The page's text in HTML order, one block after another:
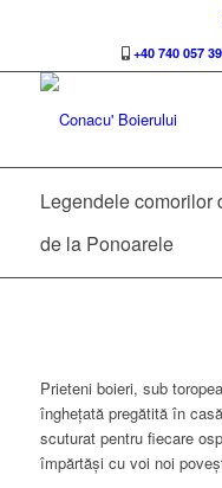
+40 740 057
Legendele comorilor
de la Ponoarele
Prieteni boieri, sub
îngheţată pregătită în
scuturat pentru fiecare
împărtăşi cu voi noi